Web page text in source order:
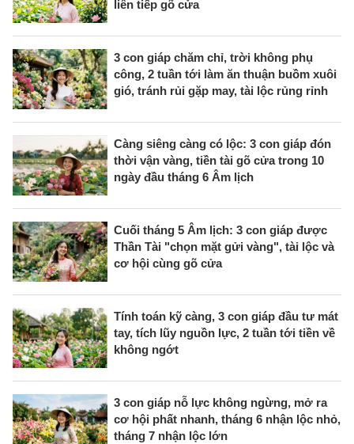
liên tiếp gõ cửa
3 con giáp chăm chỉ, trời không phụ
công, 2 tuần tới làm ăn thuận buồm xuôi
gió, tránh rủi gặp may, tài lộc rủng rỉnh
Càng siêng càng có lộc: 3 con giáp đón
thời vận vàng, tiền tài gõ cửa trong 10
ngày đầu tháng 6 Âm lịch
Cuối tháng 5 Âm lịch: 3 con giáp được
Thần Tài "chọn mặt gửi vàng", tài lộc và
cơ hội cùng gõ cửa
Tính toán kỹ càng, 3 con giáp đầu tư mát
tay, tích lũy nguồn lực, 2 tuần tới tiền về
không ngớt
3 con giáp nỗ lực không ngừng, mở ra
cơ hội phất nhanh, tháng 6 nhận lộc nhỏ,
tháng 7 nhận lộc lớn